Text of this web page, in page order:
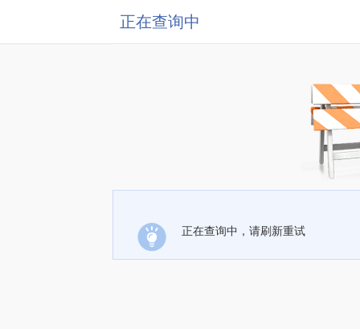
正在查询中
正在查询中，请刷新重试